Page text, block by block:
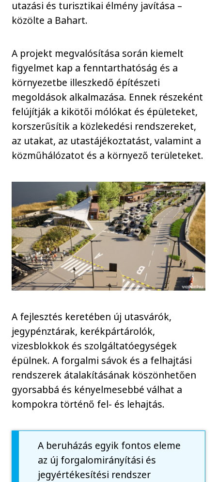
utazási és turisztikai élmény javítása –
közölte a Bahart.
A projekt megvalósítása során kiemelt
figyelmet kap a fenntarthatóság és a
környezetbe illeszkedő építészeti
megoldások alkalmazása. Ennek részeként
felújítják a kikötői mólókat és épületeket,
korszerűsítik a közlekedési rendszereket,
az utakat, az utastájékoztatást, valamint a
közműhálózatot és a környező területeket.
A fejlesztés keretében új utasvárók,
jegypénztárak, kerékpártárolók,
vizesblokkok és szolgáltatóegységek
épülnek. A forgalmi sávok és a felhajtási
rendszerek átalakításának köszönhetően
gyorsabbá és kényelmesebbé válhat a
kompokra történő fel- és lehajtás.
A beruházás egyik fontos eleme
az új forgalomirányítási és
jegyértékesítési rendszer